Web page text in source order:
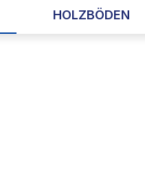
HOLZBÖDEN